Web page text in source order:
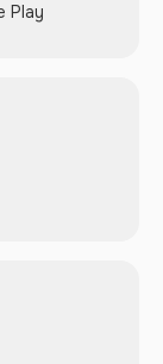
Play